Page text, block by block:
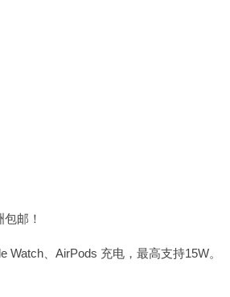
邮！
Watch、AirPods 充电，最高支持15W。